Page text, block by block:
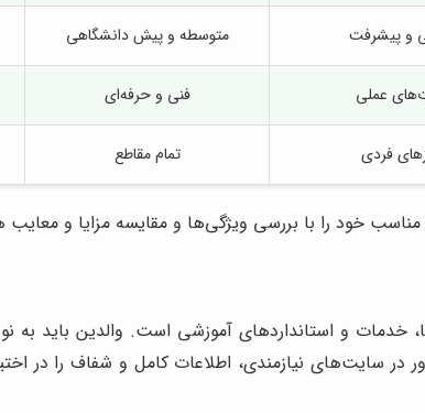
و پیشرفت متوسطه و پیش دانشگاهی
عملی فنی و حرفه‌ای
فردی تمام مقاطع
خود را با بررسی ویژگی‌ها و مقایسه مزایا و معایب
خدمات و استانداردهای آموزشی است. والدین باید به
در سایت‌های نیازمندی، اطلاعات کامل و شفاف را در